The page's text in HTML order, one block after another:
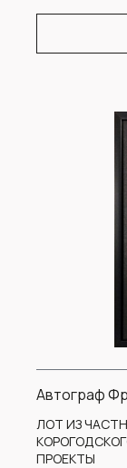
Автограф
ЛОТ ИЗ
ПРОЕКТЫ